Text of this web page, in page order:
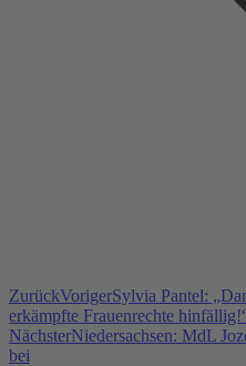
ZurückVorigerSylvia Pantel:
erkämpfte Frauenrechte
NächsterNiedersachsen: MdL
bei